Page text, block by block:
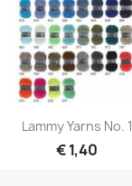
Snel bekijken
Lammy Yarns No. 1
€ 1,40